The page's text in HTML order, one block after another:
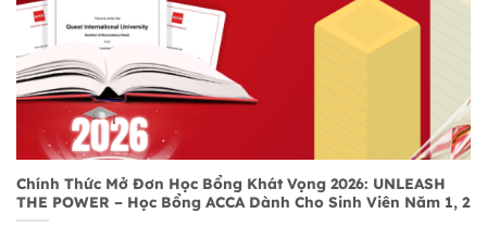
Chính Thức Mở Đơn Học Bổng Khát Vọng 2026: UNLEASH
THE POWER – Học Bổng ACCA Dành Cho Sinh Viên Năm 1, 2